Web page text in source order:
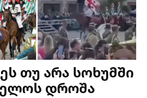
თუ არა სოხუმში
დროშა